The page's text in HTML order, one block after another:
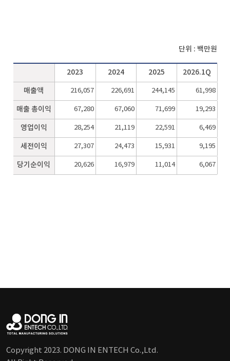
단위 : 백만원
2023 2024 2025 2026.1Q
매출액 216,057 226,691 244,145 61,998
매출 총이익 67,280 67,060 71,699 19,293
영업이익 28,254 21,119 22,591 6,469
세전이익 27,307 24,473 15,931 9,195
당기순이익 20,626 16,979 11,014 6,067
Copyright 2023. DONG IN ENTECH Co.,Ltd.